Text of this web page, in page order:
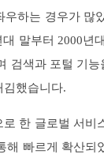
하는 경우가 많
대 말부터 2000년
검색과 포털 기
김했습니다.
한 글로벌 서비
해 빠르게 확산되